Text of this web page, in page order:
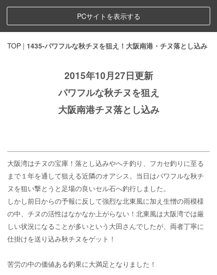
PCサイトを表示する
TOP | 1435-パワフルな秋チヌを狙え！大阪南港・チヌ落とし込み
2015年10月27日更新
パワフルな秋チヌを狙え
大阪南港チヌ落とし込み
大阪湾はチヌの宝庫！落とし込みやへチ釣り、フカセ釣りに至る
まで１年を通して狙える近隣のオアシス。当日はパワフルな秋チ
ヌを狙い撃とうと足場の良いセル石へ釣行しました。
しかし前日からの予報に反して強烈な北東風に加え生憎の雨模様
の中、チヌの活性はなかなか上がらない！北東風は大阪湾では厳
しい状況になることが多いという大田さんでしたが、両者丁寧に
仕掛けを送り込み秋チヌをゲット！
苦労の中の価値ある釣果に大満足となりました！